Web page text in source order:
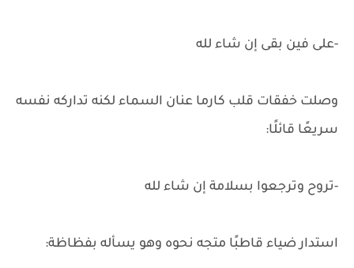
-على فين بقى إن شاء لله
وصلت خفقات قلب كارما عنان السماء لكنه تداركه نفسه
سريعًا قائلًا:
-تروح وترجعوا بسلامة إن شاء لله
استدار ضياء قاطبًا متجه نحوه وهو يسأله بفظاظة: